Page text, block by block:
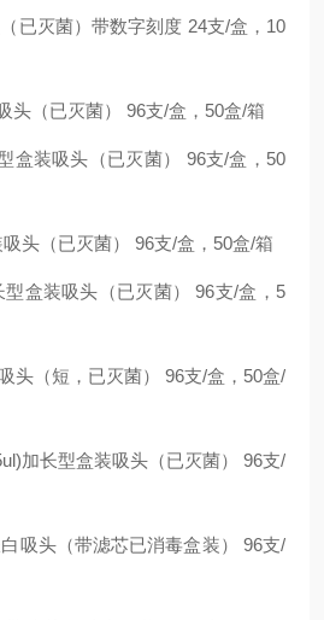
已灭菌）带数字刻度 24支/盒，10
头（已灭菌） 96支/盒，50盒/箱
盒装吸头（已灭菌） 96支/盒，50
头（已灭菌） 96支/盒，50盒/箱
型盒装吸头（已灭菌） 96支/盒，5
头（短，已灭菌） 96支/盒，50盒/
加长型盒装吸头（已灭菌） 96支/
吸头（带滤芯已消毒盒装） 96支/